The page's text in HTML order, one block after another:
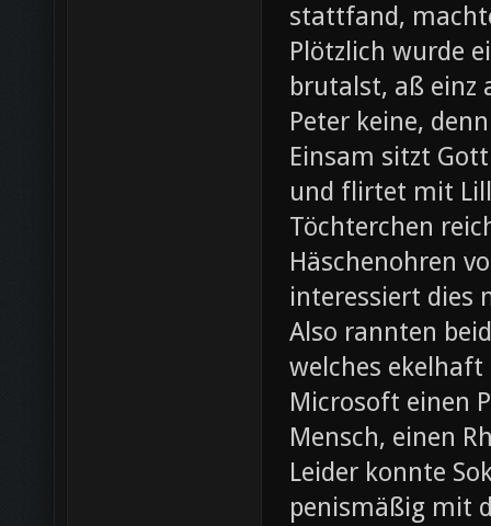
stattfand,
Plötzlich wurde
brutalst, aß einz
Peter keine,
Einsam sitzt
und flirtet mit
Töchterchen
Häschenohren
interessiert dies
Also rannten
welches
Microsoft einen
Mensch, einen
Leider konnte
penismäßig mit